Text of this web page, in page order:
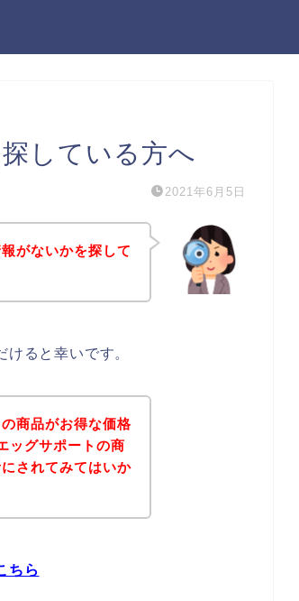
している方へ
2021年6月5日
がないかを探して
ると幸いです。
商品がお得な価格
ッグサポートの商
されてみてはいか
ちら